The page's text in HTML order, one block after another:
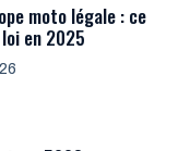
moto légale : ce
en 2025